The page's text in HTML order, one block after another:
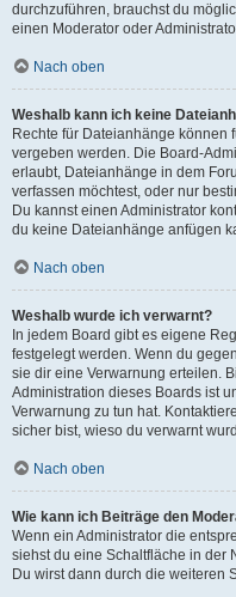
durchzuführen, brauchst du
einen Moderator oder
Nach oben
Weshalb kann ich keine
Rechte für Dateianhänge können
vergeben werden. Die Board-
erlaubt, Dateianhänge in dem
verfassen möchtest, oder nur
Du kannst einen Administrator
du keine Dateianhänge anfügen
Nach oben
Weshalb wurde ich verwarnt?
In jedem Board gibt es eigene
festgelegt werden. Wenn du
sie dir eine Verwarnung erteilen.
Administration dieses Boards ist
Verwarnung zu tun hat.
sicher bist, wieso du verwarnt
Nach oben
Wie kann ich Beiträge den
Wenn ein Administrator die
siehst du eine Schaltfläche in der
Du wirst dann durch die weiteren